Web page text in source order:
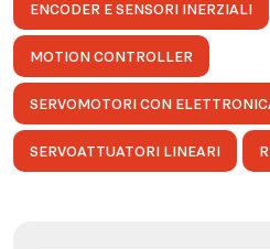
ENCODER E SENSORI INERZIALI
MOTION CONTROLLER
SERVOMOTORI CON
SERVOATTUATORI LINEARI